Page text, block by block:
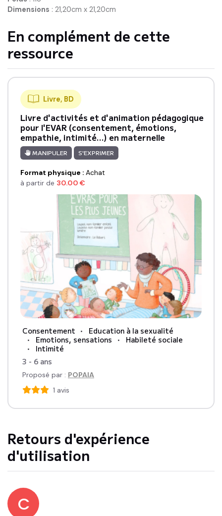
Dimensions : 21,20cm x 21,20cm
En complément de cette
ressource
Livre, BD
Livre d'activités et d'animation pédagogique
pour l'EVAR (consentement, émotions,
empathie, intimité...) en maternelle
MANIPULER S'EXPRIMER
Format physique : Achat
à partir de 30.00 €
Consentement
Education à la sexualité
Emotions, sensations
Habileté sociale
Intimité
3 - 6 ans
Proposé par : POPAIA
1 avis
Retours d'expérience
d'utilisation
C